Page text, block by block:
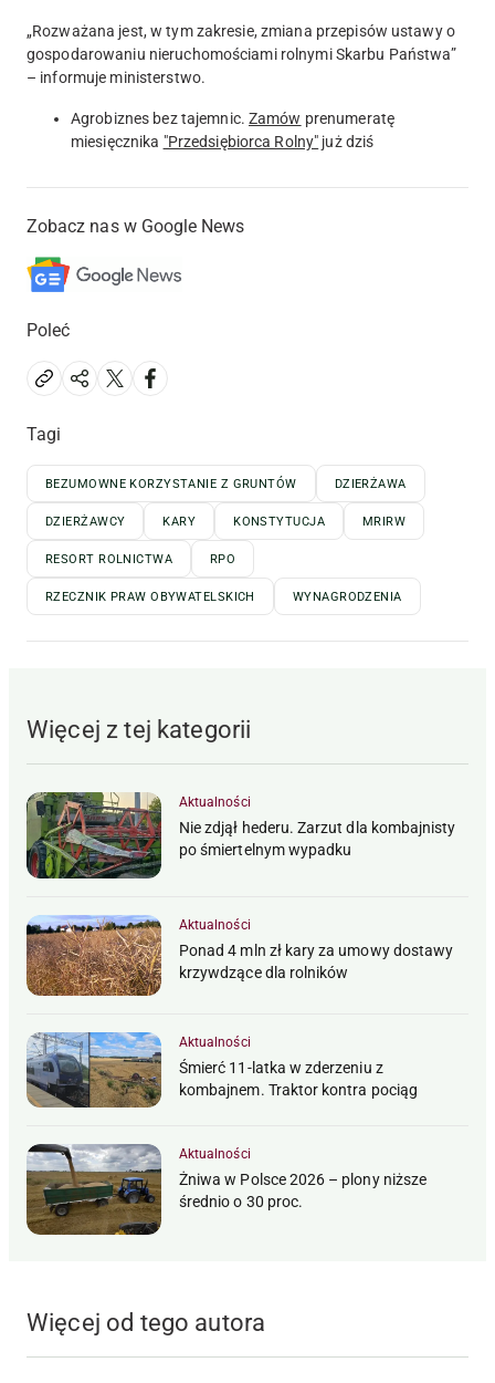
„Rozważana jest, w tym zakresie, zmiana przepisów ustawy o
gospodarowaniu nieruchomościami rolnymi Skarbu Państwa”
– informuje ministerstwo.
Agrobiznes bez tajemnic. Zamów prenumeratę
miesięcznika "Przedsiębiorca Rolny" już dziś
Zobacz nas w Google News
Poleć
Tagi
BEZUMOWNE KORZYSTANIE Z GRUNTÓW DZIERŻAWA
DZIERŻAWCY KARY KONSTYTUCJA MRIRW
RESORT ROLNICTWA RPO
RZECZNIK PRAW OBYWATELSKICH WYNAGRODZENIA
Więcej z tej kategorii
Aktualności
Nie zdjął hederu. Zarzut dla kombajnisty
po śmiertelnym wypadku
Aktualności
Ponad 4 mln zł kary za umowy dostawy
krzywdzące dla rolników
Aktualności
Śmierć 11-latka w zderzeniu z
kombajnem. Traktor kontra pociąg
Aktualności
Żniwa w Polsce 2026 – plony niższe
średnio o 30 proc.
Więcej od tego autora